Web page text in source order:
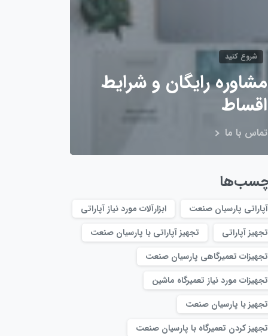
شروع کنید
مشاوره رایگان و شرایط
اقساط
تماس با ما
آپاراتی پارسیان صنعت
ابزارآلات مورد نیاز آپاراتی
تجهیز آپاراتی
تجهیز آپاراتی با پارسیان صنعت
تجهیزات تعمیرگاهی پارسیان صنعت
تجهیزات مورد نیاز تعمیرگاه ماشین
تجهیز با پارسیان صنعت
تجهیز کردن تعمیرگاه با پارسیان صنعت